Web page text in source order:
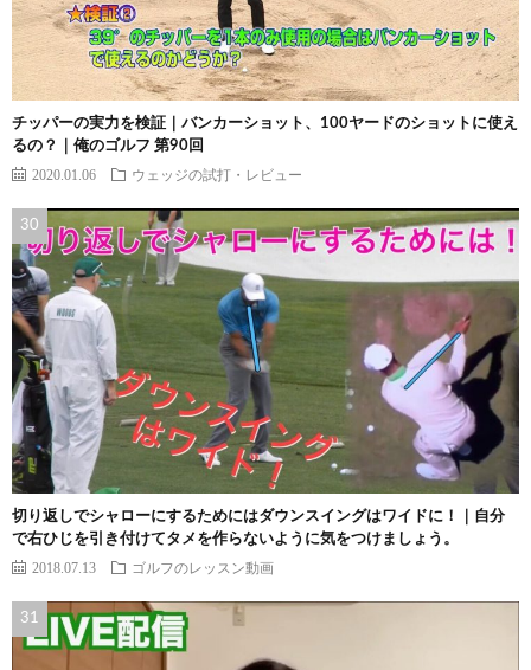
チッパーの実力を検証｜バンカーショット、100ヤードのショットに使え
るの？｜俺のゴルフ 第90回
2020.01.06 ウェッジの試打・レビュー
切り返しでシャローにするためにはダウンスイングはワイドに！｜自分
で右ひじを引き付けてタメを作らないように気をつけましょう。
2018.07.13 ゴルフのレッスン動画